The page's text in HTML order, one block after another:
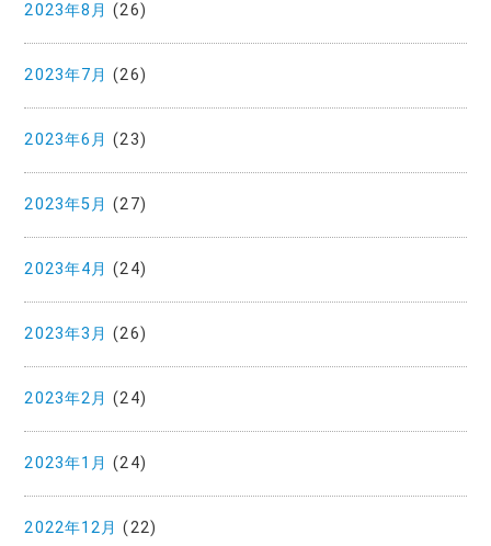
2023年8月 (26)
2023年7月 (26)
2023年6月 (23)
2023年5月 (27)
2023年4月 (24)
2023年3月 (26)
2023年2月 (24)
2023年1月 (24)
2022年12月 (22)